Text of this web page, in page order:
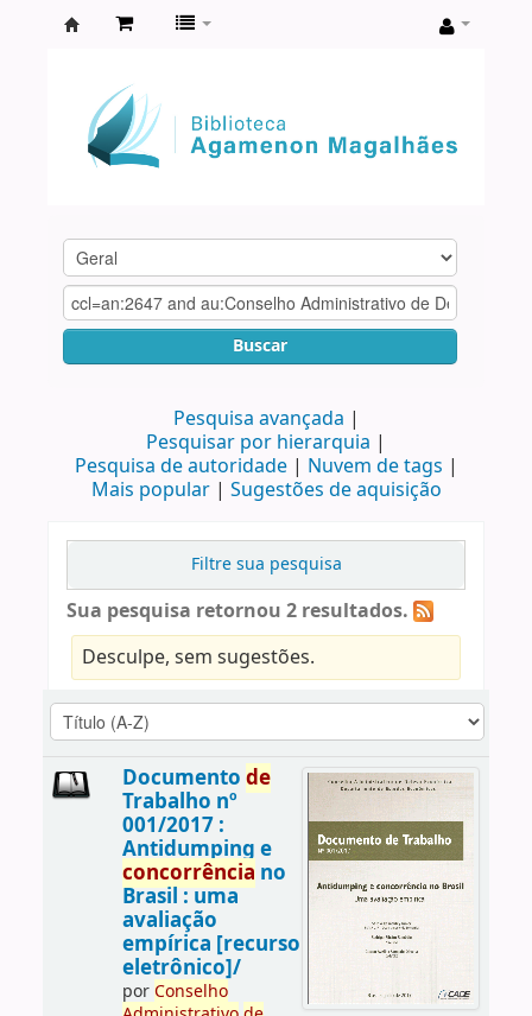
Agamenon
Magalhães
Buscar
Pesquisa avançada
Pesquisar por hierarquia
Pesquisa de autoridade
Nuvem de tags
Mais popular
Sugestões de aquisição
Filtre sua pesquisa
Sua pesquisa retornou 2 resultados.
Desculpe, sem sugestões.
Documento de
Trabalho nº
001/2017 :
Antidumping e
concorrência no
Brasil : uma
avaliação
empírica [recurso
eletrônico]/
porConselho